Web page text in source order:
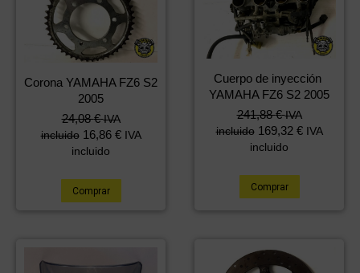
Corona YAMAHA FZ6 S2
2005
24,08€ IVA
incluido 16,86 € IVA
incluido
Comprar
Cuerpo de inyección
YAMAHA FZ6 S2 2005
241,88€ IVA
incluido 169,32 € IVA
incluido
Comprar